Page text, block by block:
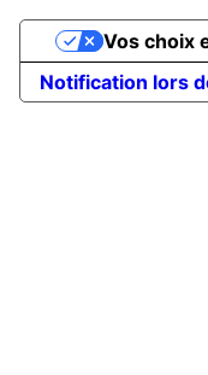
Notification lors
Vos choix